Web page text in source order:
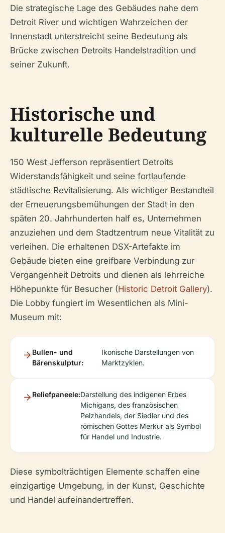
Die strategische Lage des Gebäudes nahe dem
Detroit River und wichtigen Wahrzeichen der
Innenstadt unterstreicht seine Bedeutung als
Brücke zwischen Detroits Handelstradition und
seiner Zukunft.
Historische und
kulturelle Bedeutung
150 West Jefferson repräsentiert Detroits
Widerstandsfähigkeit und seine fortlaufende
städtische Revitalisierung. Als wichtiger Bestandteil
der Erneuerungsbemühungen der Stadt in den
späten 20. Jahrhunderten half es, Unternehmen
anzuziehen und dem Stadtzentrum neue Vitalität zu
verleihen. Die erhaltenen DSX-Artefakte im
Gebäude bieten eine greifbare Verbindung zur
Vergangenheit Detroits und dienen als lehrreiche
Höhepunkte für Besucher (Historic Detroit Gallery).
Die Lobby fungiert im Wesentlichen als Mini-
Museum mit:
Bullen- und
Bärenskulptur:
Ikonische Darstellungen von
Marktzyklen.
Reliefpaneele:Darstellung des indigenen Erbes
Michigans, des französischen
Pelzhandels, der Siedler und des
römischen Gottes Merkur als Symbol
für Handel und Industrie.
Diese symbolträchtigen Elemente schaffen eine
einzigartige Umgebung, in der Kunst, Geschichte
und Handel aufeinandertreffen.